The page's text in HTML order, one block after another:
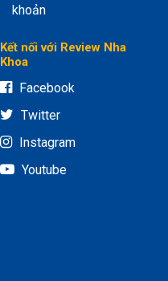
khoản
Kết nối với Review Nha
Khoa
Facebook
Twitter
Instagram
Youtube